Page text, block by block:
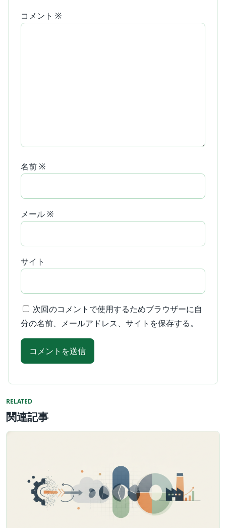
コメント ※
名前 ※
メール ※
サイト
次回のコメントで使用するためブラウザーに自
分の名前、メールアドレス、サイトを保存する。
RELATED
関連記事